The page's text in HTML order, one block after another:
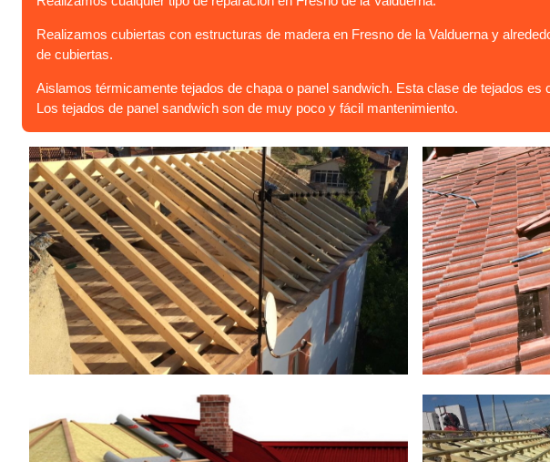
Realizamos cubiertas con estructuras de madera en Fresno de la Valduerna y
de cubiertas.
Aislamos térmicamente tejados de chapa o panel sandwich. Esta clase de tejados
Los tejados de panel sandwich son de muy poco y fácil mantenimiento.